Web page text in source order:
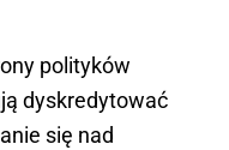
polityków
dyskredytować
się nad